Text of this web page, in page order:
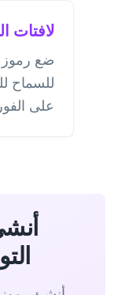
لافتات
للسماح
على